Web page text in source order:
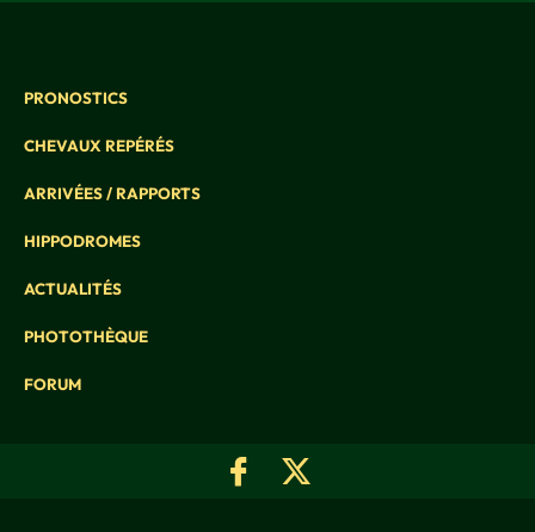
PRONOSTICS
CHEVAUX REPÉRÉS
ARRIVÉES / RAPPORTS
HIPPODROMES
ACTUALITÉS
PHOTOTHÈQUE
FORUM